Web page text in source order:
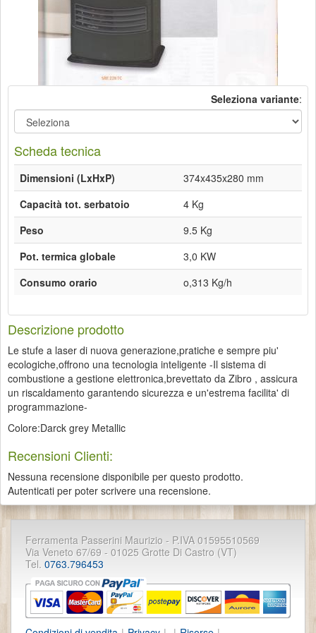
Seleziona variante:
Scheda tecnica
Dimensioni (LxHxP)
374x435x280 mm
Capacità tot. serbatoio
4 Kg
Peso
9.5 Kg
Pot. termica globale
3,0 KW
Consumo orario
o,313 Kg/h
Descrizione prodotto
Le stufe a laser di nuova generazione,pratiche e sempre piu'
ecologiche,offrono una tecnologia inteligente -Il sistema di
combustione a gestione elettronica,brevettato da Zibro , assicura
un riscaldamento garantendo sicurezza e un'estrema facilita' di
programmazione-
Colore:Darck grey Metallic
Recensioni Clienti:
Nessuna recensione disponibile per questo prodotto.
Autenticati per poter scrivere una recensione.
Ferramenta Passerini Maurizio - P.IVA 01595510569
Via Veneto 67/69 - 01025 Grotte Di Castro (VT)
Tel. 0763.796453